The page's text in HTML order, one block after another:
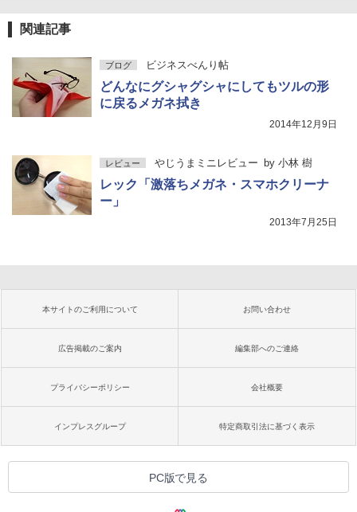
関連記事
ブログ ビジネスべんり帖
どんなにグシャグシャにしてもツルの形
に戻るメガネ拭き
2014年12月9日
レビュー やじうまミニレビュー by 小林 樹
レック「激落ちメガネ・スマホクリーナ
ー」
2013年7月25日
本サイトのご利用について お問い合わせ
広告掲載のご案内 編集部へのご連絡
プライバシーポリシー 会社概要
インプレスグループ 特定商取引法に基づく表示
PC版で見る